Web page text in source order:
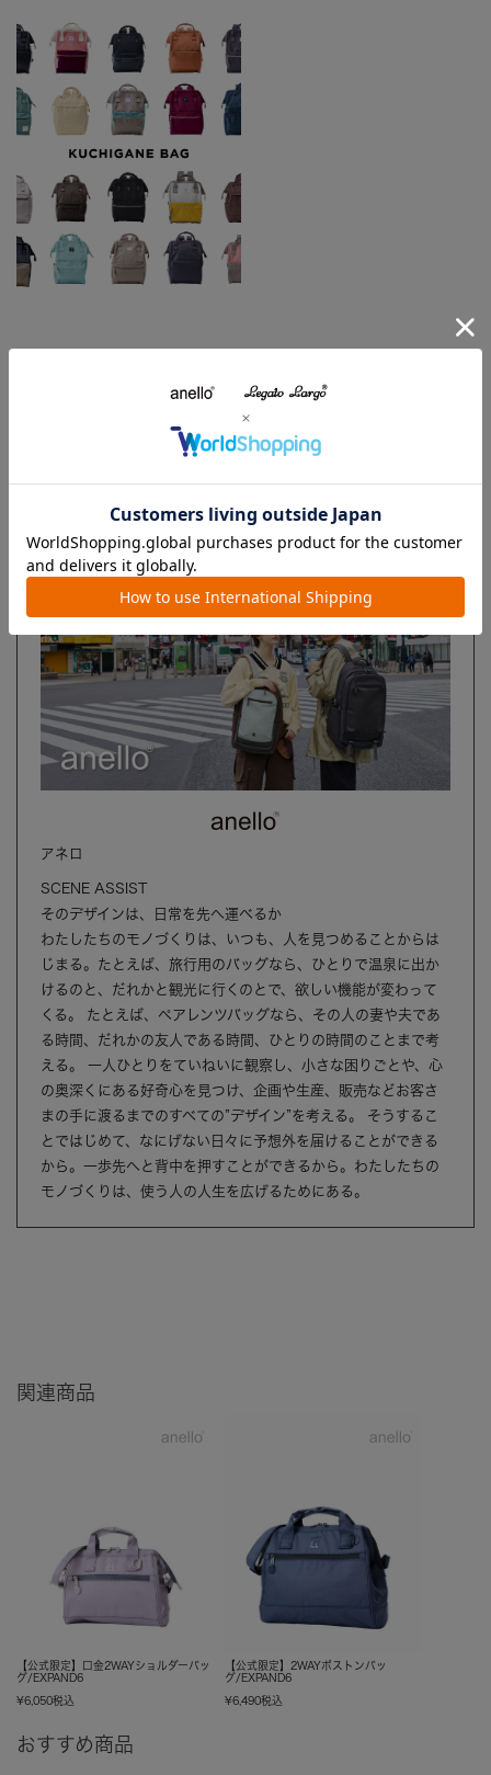
アネロ
SCENE ASSIST
そのデザインは、日常を先へ運べるか
わたしたちのモノづくりは、いつも、人を見つめることからは
じまる。たとえば、旅行用のバッグなら、ひとりで温泉に出か
けるのと、だれかと観光に行くのとで、欲しい機能が変わって
くる。 たとえば、ペアレンツバッグなら、その人の妻や夫であ
る時間、だれかの友人である時間、ひとりの時間のことまで考
える。 一人ひとりをていねいに観察し、小さな困りごとや、心
の奥深くにある好奇心を見つけ、企画や生産、販売などお客さ
まの手に渡るまでのすべての”デザイン”を考える。 そうするこ
とではじめて、なにげない日々に予想外を届けることができる
から。一歩先へと背中を押すことができるから。わたしたちの
モノづくりは、使う人の人生を広げるためにある。
関連商品
【公式限定】口金2WAYショルダーバッ
グ/EXPAND6
¥6,050税込
【公式限定】2WAYボストンバッ
グ/EXPAND6
¥6,490税込
おすすめ商品